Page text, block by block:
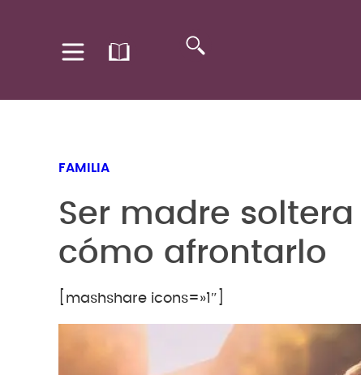
FAMILIA
Ser madre
cómo afrontarlo
[mashshare icons=»1″]